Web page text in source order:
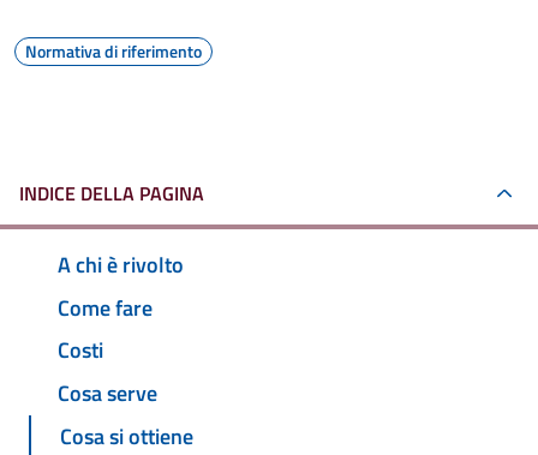
Normativa di riferimento
INDICE DELLA PAGINA
A chi è rivolto
Come fare
Costi
Cosa serve
Cosa si ottiene